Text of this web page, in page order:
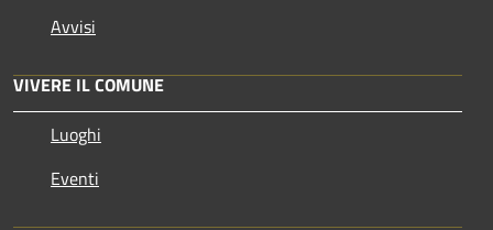
Avvisi
VIVERE IL COMUNE
Luoghi
Eventi